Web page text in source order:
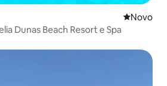
Novo
Novo
Dunas Beach Resort e Spa